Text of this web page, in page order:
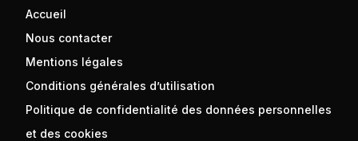
Accueil
Nous contacter
Mentions légales
Conditions générales d’utilisation
Politique de confidentialité des données personnelles
et des cookies